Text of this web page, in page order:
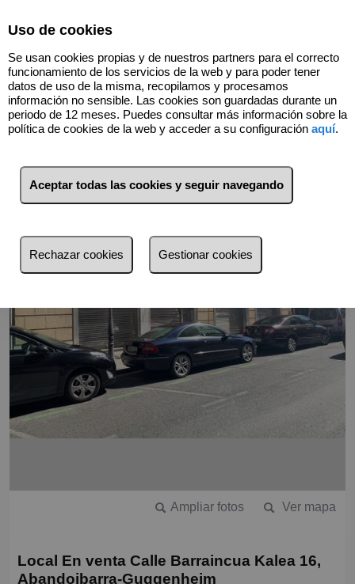
Volver
Ver mapa
Ampliar fotos
Local En venta Calle Barraincua Kalea 16,
Abandoibarra-Guggenheim
Uso de cookies
Se usan cookies propias y de nuestros partners para el correcto
funcionamiento de los servicios de la web y para poder tener
datos de uso de la misma, recopilamos y procesamos
información no sensible. Las cookies son guardadas durante un
periodo de 12 meses. Puedes consultar más información sobre la
política de cookies de la web y acceder a su configuración aquí.
Aceptar todas las cookies y seguir navegando
Rechazar cookies Gestionar cookies